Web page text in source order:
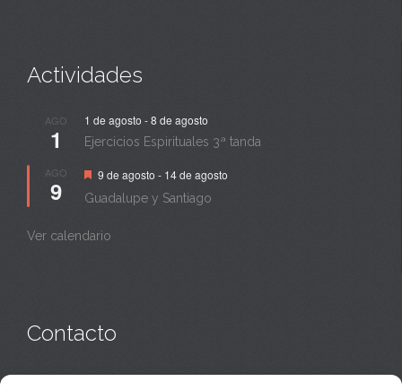
Actividades
AGO
1
1 de agosto -8 de agosto
Ejercicios Espirituales 3ª tanda
AGO
9
Destacado
9 de agosto - 14 de agosto
Guadalupe y Santiago
Ver calendario
Contacto
Monasterio:949 835 032